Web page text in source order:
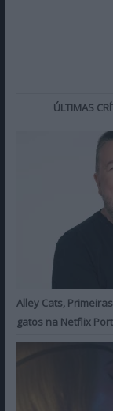
ÚLTIMAS
Alley Cats,
gatos na Netflix